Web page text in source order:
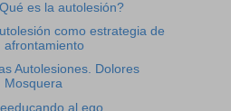
es la autolesión?
como estrategia de
afrontamiento
Autolesiones. Dolores
Mosquera
al ego